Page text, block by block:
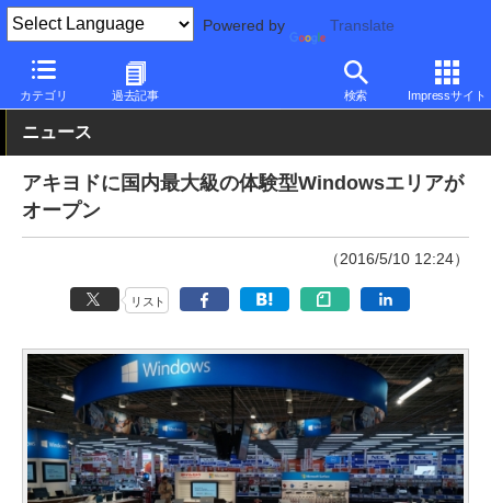
Powered by Translate
カテゴリ 過去記事 検索 Impressサイト
PC Watch 市場 動向
ニュース
アキヨドに国内最大級の体験型Windowsエリアが
オープン
（2016/5/10 12:24）
リスト